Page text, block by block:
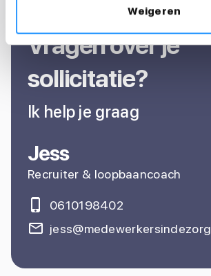
Weigeren
Vragen over je
sollicitatie?
Ik help je graag
Jess
Recruiter & loopbaancoach
0610198402